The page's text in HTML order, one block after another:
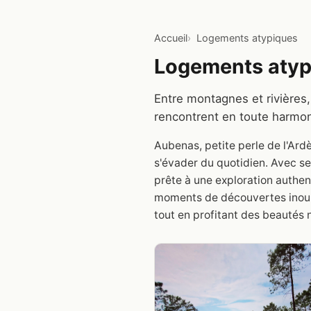
Accueil Logements atypiques
Logements
Entre montagnes et
rencontrent en toute
Aubenas, petite perle de
s'évader du quotidien. Avec
prête à une exploration
moments de découvertes
tout en profitant des beautés